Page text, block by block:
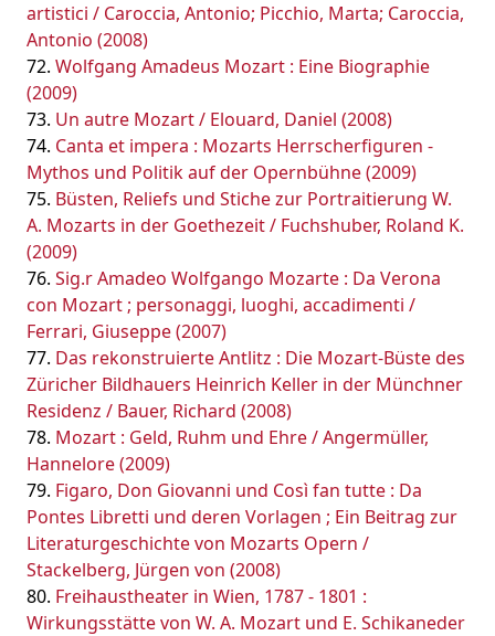
artistici / Caroccia, Antonio; Picchio, Marta; Caroccia,
Antonio (2008)
Wolfgang Amadeus Mozart : Eine Biographie
(2009)
Un autre Mozart / Elouard, Daniel (2008)
Canta et impera : Mozarts Herrscherfiguren -
Mythos und Politik auf der Opernbühne (2009)
Büsten, Reliefs und Stiche zur Portraitierung W.
A. Mozarts in der Goethezeit / Fuchshuber, Roland K.
(2009)
Sig.r Amadeo Wolfgango Mozarte : Da Verona
con Mozart ; personaggi, luoghi, accadimenti /
Ferrari, Giuseppe (2007)
Das rekonstruierte Antlitz : Die Mozart-Büste des
Züricher Bildhauers Heinrich Keller in der Münchner
Residenz / Bauer, Richard (2008)
Mozart : Geld, Ruhm und Ehre / Angermüller,
Hannelore (2009)
Figaro, Don Giovanni und Così fan tutte : Da
Pontes Libretti und deren Vorlagen ; Ein Beitrag zur
Literaturgeschichte von Mozarts Opern /
Stackelberg, Jürgen von (2008)
Freihaustheater in Wien, 1787 - 1801 :
Wirkungsstätte von W. A. Mozart und E. Schikaneder